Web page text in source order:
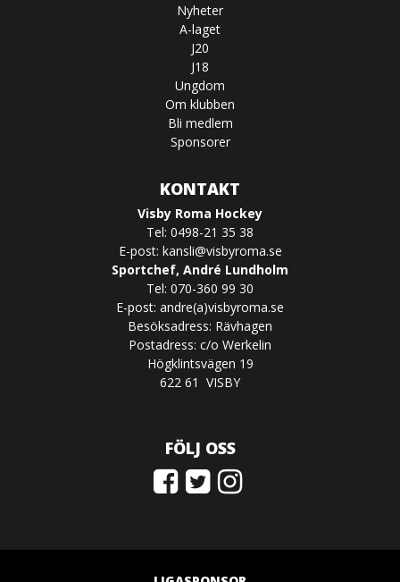
Nyheter
A-laget
J20
J18
Ungdom
Om klubben
Bli medlem
Sponsorer
KONTAKT
Visby Roma Hockey
Tel: 0498-21 35 38
E-post: kansli@visbyroma.se
Sportchef, André Lundholm
Tel: 070-360 99 30
E-post: andre(a)visbyroma.se
Besöksadress: Rävhagen
Postadress: c/o Werkelin
Högklintsvägen 19
622 61 VISBY
FÖLJ OSS